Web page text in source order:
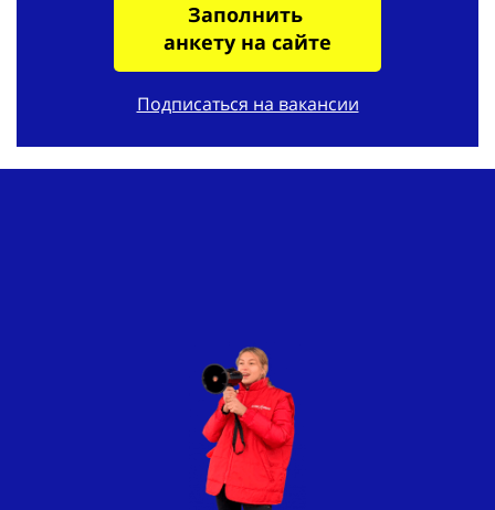
Заполнить
анкету на сайте
Подписаться на вакансии